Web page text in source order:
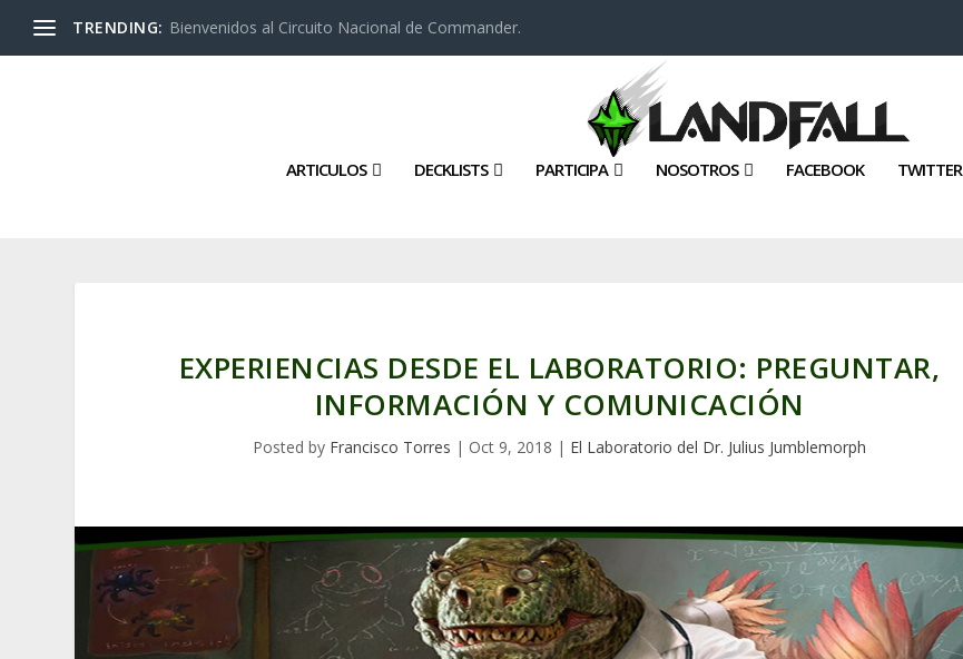
TRENDING: Bienvenidos al Circuito Nacional de Commander.
ARTICULOS DECKLISTS PARTICIPA NOSOTROS FACEBOOK TWITTER
EXPERIENCIAS DESDE EL LABORATORIO: PREGUNTAR,
INFORMACIÓN Y COMUNICACIÓN
Posted by Francisco Torres | Oct 9, 2018 | El Laboratorio del Dr. Julius Jumblemorph